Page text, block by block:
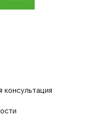
консультация